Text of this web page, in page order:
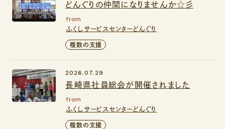
エリアから探す
支援・サービスから探す
どんぐりの仲間になりませんか☆彡
from
ふくしサービスセンターどんぐり
複数の支援
長崎県社員総会が開催されました
2026.07.29
from
ふくしサービスセンターどんぐり
複数の支援